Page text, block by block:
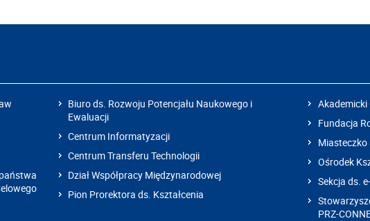
Biuro ds. Rozwoju Potencjału Naukowego i
Ewaluacji
Centrum Informatyzacji
Centrum Transferu Technologii
Dział Współpracy Międzynarodowej
Pion Prorektora ds. Kształcenia
Fundacja
Miasteczko
Ośrodek
Sekcja ds.
PRZ-